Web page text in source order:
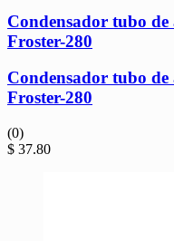
Condensador tubo
Froster-280
Condensador tubo
Froster-280
(0)
$ 37.80